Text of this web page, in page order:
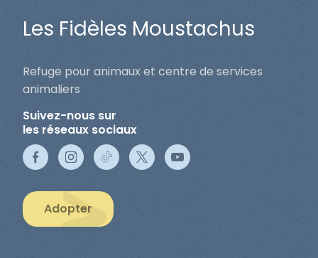
Les Fidèles Moustachus
Refuge pour animaux et centre de services
animaliers
Suivez-nous sur
les réseaux sociaux
Adopter